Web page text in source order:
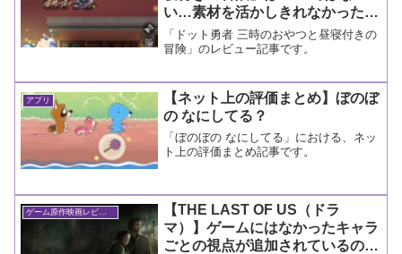
い…素材を活かしきれなかった感
が否めない作品【新作レビュー】
「ドット勇者 三時のおやつと昼寝付きの
冒険」のレビュー記事です。
アプリ
【ネット上の評価まとめ】ぼのぼ
の なにしてる？
「ぼのぼの なにしてる」における、ネッ
ト上の評価まとめ記事です。
ゲーム原作映画レビュー
【THE LAST OF US（ドラ
マ）】ゲームにはなかったキャラ
ごとの視点が追加されているのは